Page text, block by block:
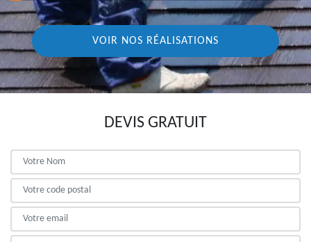
VOIR NOS RÉALISATIONS
DEVIS GRATUIT